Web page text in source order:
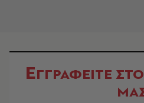
ΕΓΓΡΑΦΕΙΤΕ ΣΤΟ